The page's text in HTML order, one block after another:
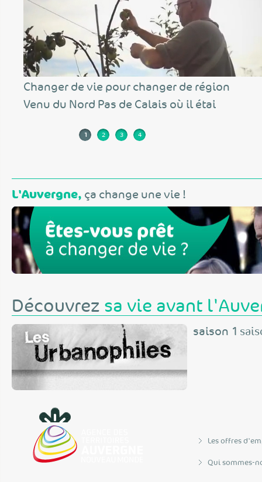
Changer de vie pour changer de région
Venu du Nord Pas de Calais où il étai
1 2 3 4
L'Auvergne, ça change une vie !
Découvrez sa vie avant
saison 1
Les offres
Qui sommes-